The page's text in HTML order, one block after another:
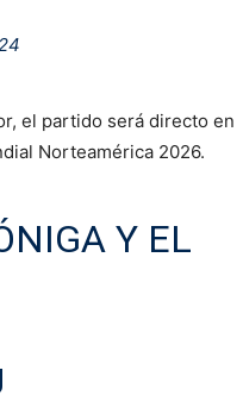
el partido será directo en
Norteamérica 2026.
Y EL